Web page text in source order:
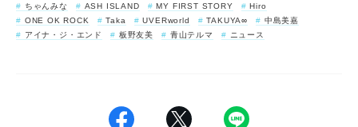
ちゃんみな ASH ISLAND MY FIRST STORY
Hiro
ONE OK ROCK
Taka UVERworld TAKUYA∞
中島美嘉
アイナ・ジ・エンド
板野友美 青山テルマ ニュース